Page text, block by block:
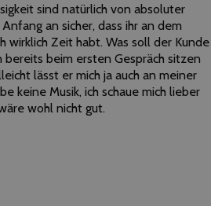
sind natürlich von absoluter
an sicher, dass ihr an dem
wirklich Zeit habt. Was soll der Kunde
beim ersten Gespräch sitzen
lässt er mich ja auch an meiner
keine Musik, ich schaue mich lieber
wohl nicht gut.